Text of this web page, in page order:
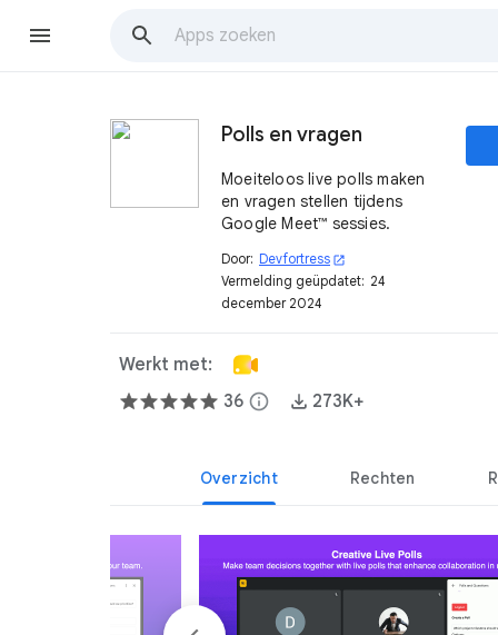
Polls en vragen
Moeiteloos live polls maken
en vragen stellen tijdens
Google Meet™ sessies.
Door: Devfortress open_in_new
Vermelding geüpdatet: 24
december 2024
Werkt met:
36 info 273K+
Overzicht Rechten